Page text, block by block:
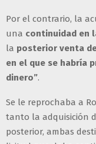
Por el contrario, la
una continuidad en
la posterior venta
en el que se habría
dinero”.
Se le reprochaba a
tanto la adquisición
posterior, ambas